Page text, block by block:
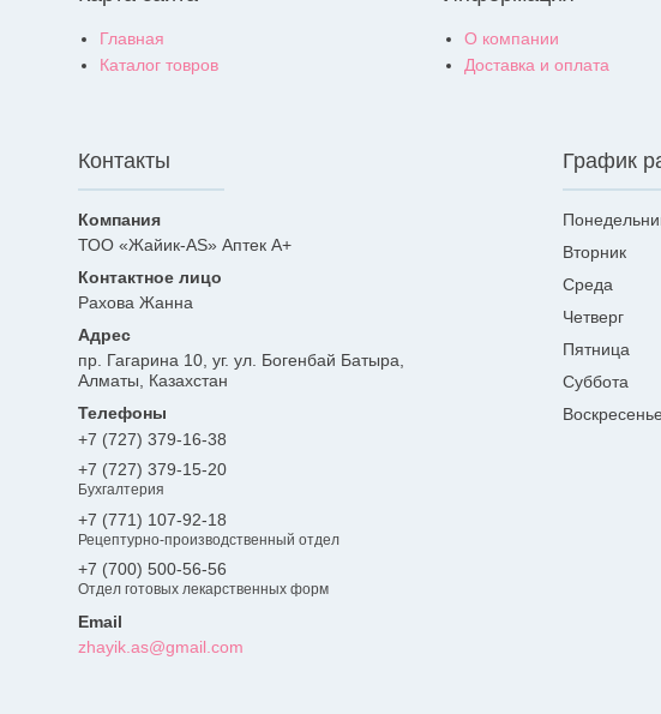
Главная
Каталог товров
О компании
Доставка и оплата
Контакты
ТОО «Жайик-AS» Аптек А+
Рахова Жанна
пр. Гагарина 10, уг. ул. Богенбай Батыра,
Алматы, Казахстан
+7 (727) 379-16-38
+7 (727) 379-15-20
Бухгалтерия
+7 (771) 107-92-18
Рецептурно-производственный отдел
+7 (700) 500-56-56
Отдел готовых лекарственных форм
zhayik.as@gmail.com
График
Вторник
Среда
Четверг
Пятница
Суббота
Воскресенье